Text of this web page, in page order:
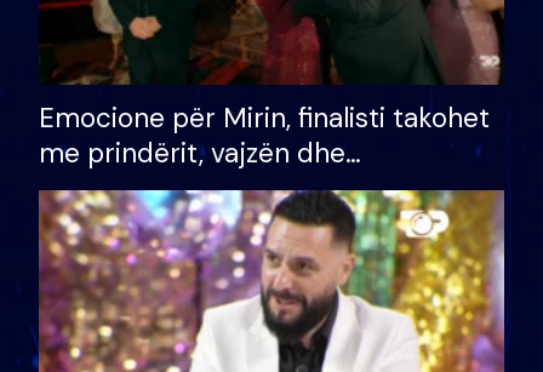
Emocione për Mirin, finalisti takohet
me prindërit, vajzën dhe
bashkëshorten: S’kemi ndonjë letër
divorci apo jo?